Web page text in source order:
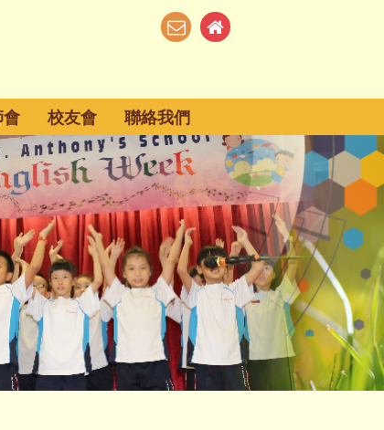
會 校友會 聯絡我們